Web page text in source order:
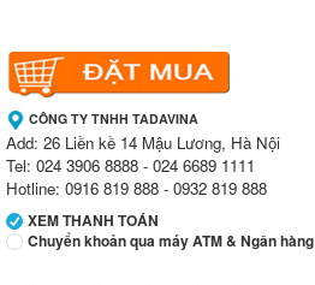
CÔNG TY TNHH TADAVINA
Add: 26 Liền kề 14 Mậu Lương, Hà Nội
Tel: 024 3906 8888 - 024 6689 1111
Hotline: 0916 819 888 - 0932 819 888
XEM THANH TOÁN
Chuyển khoản qua máy ATM & Ngân hàng